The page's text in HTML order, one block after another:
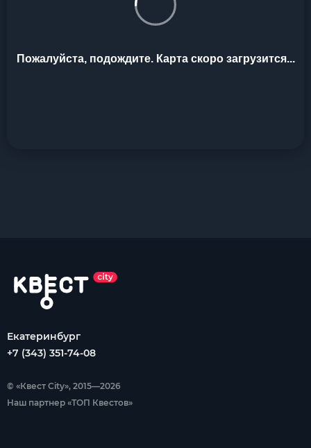
Пожалуйста, подождите. Карта скоро загрузится...
Екатеринбург
+7 (343) 351-74-08
© «Квест City», 2015—2026
Наш партнер «ТОП Квестов»